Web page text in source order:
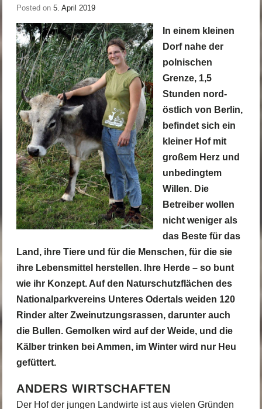
Posted on 5. April 2019
In einem kleinen
Dorf nahe der
polnischen
Grenze, 1,5
Stunden nord-
östlich von Berlin,
befindet sich ein
kleiner Hof mit
großem Herz und
unbedingtem
Willen. Die
Betreiber wollen
nicht weniger als
das Beste für das
Land, ihre Tiere und für die Menschen, für die sie
ihre Lebensmittel herstellen. Ihre Herde – so bunt
wie ihr Konzept. Auf den Naturschutzflächen des
Nationalparkvereins Unteres Odertals weiden 120
Rinder alter Zweinutzungsrassen, darunter auch
die Bullen. Gemolken wird auf der Weide, und die
Kälber trinken bei Ammen, im Winter wird nur Heu
gefüttert.
ANDERS WIRTSCHAFTEN
Der Hof der jungen Landwirte ist aus vielen Gründen